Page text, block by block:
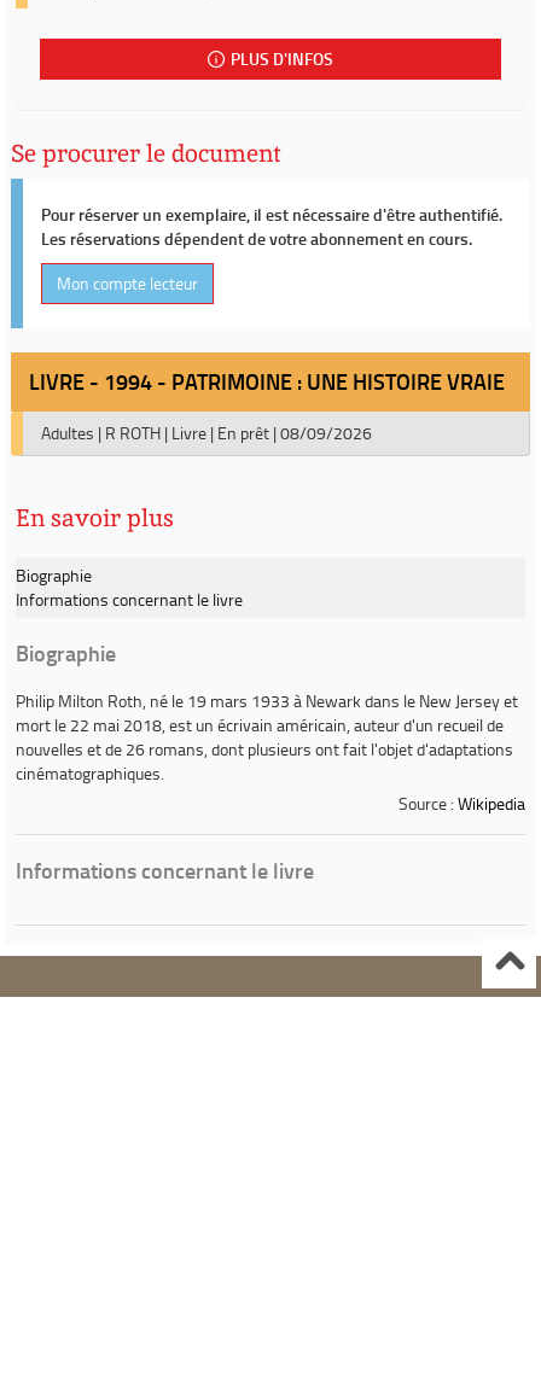
PLUS D'INFOS
Se procurer le document
Pour réserver un exemplaire, il est nécessaire d'être authentifié.
Les réservations dépendent de votre abonnement en cours.
Mon compte lecteur
LIVRE - 1994 - PATRIMOINE : UNE HISTOIRE VRAIE
Adultes | R ROTH | Livre | En prêt | 08/09/2026
En savoir plus
Biographie
Informations concernant le livre
Biographie
Philip Milton Roth, né le 19 mars 1933 à Newark dans le New Jersey et
mort le 22 mai 2018, est un écrivain américain, auteur d'un recueil de
nouvelles et de 26 romans, dont plusieurs ont fait l'objet d'adaptations
cinématographiques.
Source : Wikipedia
Informations concernant le livre